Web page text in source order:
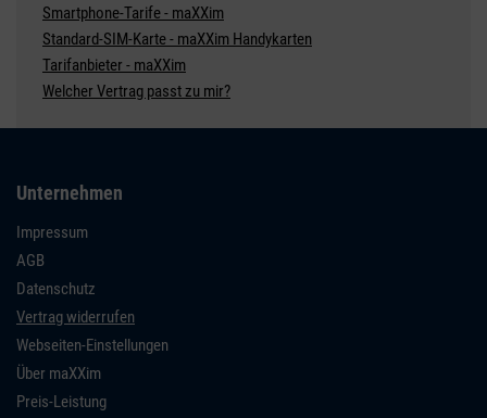
Smartphone-Tarife - maXXim
Standard-SIM-Karte - maXXim Handykarten
Tarifanbieter - maXXim
Welcher Vertrag passt zu mir?
Unternehmen
Impressum
AGB
Datenschutz
Vertrag widerrufen
Webseiten-Einstellungen
Über maXXim
Preis-Leistung